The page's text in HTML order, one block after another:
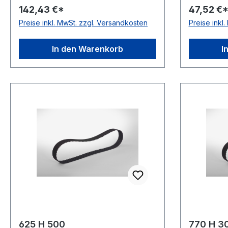
Hersteller Bando Teilung 12,7mm
Höhe 4,3mm Material Neoprene
5296 antistatisch ja
142,43 €*
Preise inkl. MwSt. zzgl. Versandkosten
In den Warenkorb
Teilung
47,52 €*
Preise inkl.
625 H 500 770 H